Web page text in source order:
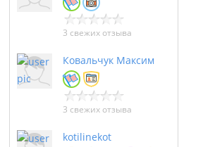
3 свежих отзыва
Ковальчук Максим
3 свежих отзыва
kotilinekot